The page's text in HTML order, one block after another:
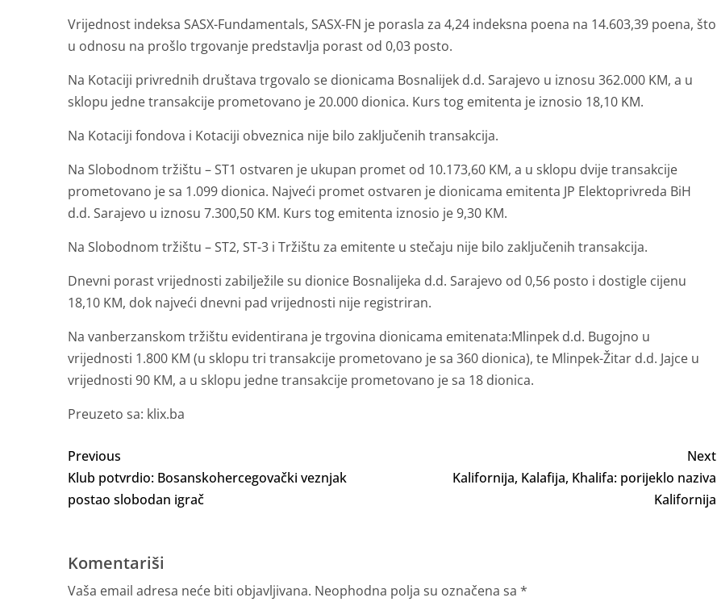
Vrijednost indeksa SASX-Fundamentals, SASX-FN je porasla za 4,24 indeksna poena na 14.603,39 poena, što
u odnosu na prošlo trgovanje predstavlja porast od 0,03 posto.
Na Kotaciji privrednih društava trgovalo se dionicama Bosnalijek d.d. Sarajevo u iznosu 362.000 KM, a u
sklopu jedne transakcije prometovano je 20.000 dionica. Kurs tog emitenta je iznosio 18,10 KM.
Na Kotaciji fondova i Kotaciji obveznica nije bilo zaključenih transakcija.
Na Slobodnom tržištu – ST1 ostvaren je ukupan promet od 10.173,60 KM, a u sklopu dvije transakcije
prometovano je sa 1.099 dionica. Najveći promet ostvaren je dionicama emitenta JP Elektoprivreda BiH
d.d. Sarajevo u iznosu 7.300,50 KM. Kurs tog emitenta iznosio je 9,30 KM.
Na Slobodnom tržištu – ST2, ST-3 i Tržištu za emitente u stečaju nije bilo zaključenih transakcija.
Dnevni porast vrijednosti zabilježile su dionice Bosnalijeka d.d. Sarajevo od 0,56 posto i dostigle cijenu
18,10 KM, dok najveći dnevni pad vrijednosti nije registriran.
Na vanberzanskom tržištu evidentirana je trgovina dionicama emitenata:Mlinpek d.d. Bugojno u
vrijednosti 1.800 KM (u sklopu tri transakcije prometovano je sa 360 dionica), te Mlinpek-Žitar d.d. Jajce u
vrijednosti 90 KM, a u sklopu jedne transakcije prometovano je sa 18 dionica.
Preuzeto sa: klix.ba
Previous
Klub potvrdio: Bosanskohercegovački veznjak
postao slobodan igrač
Next
Kalifornija, Kalafija, Khalifa: porijeklo naziva
Kalifornija
Komentariši
Vaša email adresa neće biti objavljivana. Neophodna polja su označena sa *